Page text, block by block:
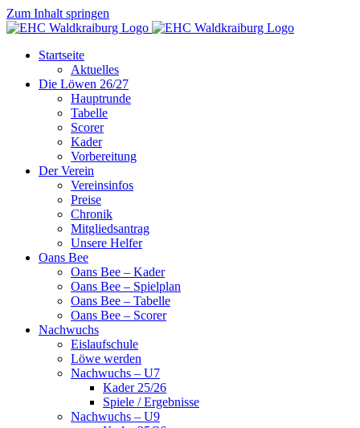
Zum Inhalt springen
Startseite
Aktuelles
Die Löwen 26/27
Hauptrunde
Tabelle
Scorer
Kader
Vorbereitung
Der Verein
Vereinsinfos
Preise
Chronik
Mitgliedsantrag
Unsere Helfer
Oans Bee
Oans Bee – Kader
Oans Bee – Spielplan
Oans Bee – Tabelle
Oans Bee – Scorer
Nachwuchs
Eislaufschule
Löwe werden
Nachwuchs – U7
Kader 25/26
Spiele / Ergebnisse
Nachwuchs – U9